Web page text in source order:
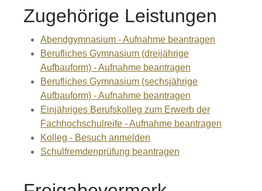
Zugehörige Leistungen
Abendgymnasium - Aufnahme beantragen
Berufliches Gymnasium (dreijährige
Aufbauform) - Aufnahme beantragen
Berufliches Gymnasium (sechsjährige
Aufbauform) - Aufnahme beantragen
Einjähriges Berufskolleg zum Erwerb der
Fachhochschulreife - Aufnahme beantragen
Kolleg - Besuch anmelden
Schulfremdenprüfung beantragen